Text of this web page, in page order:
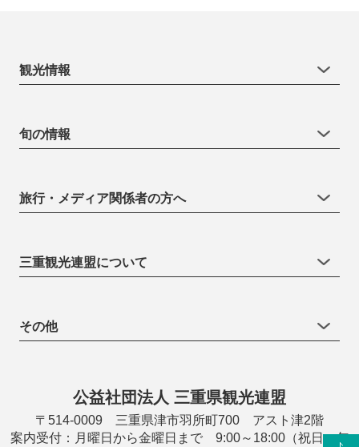
観光情報
旬の情報
旅行・メディア関係者の方へ
三重観光連盟について
その他
公益社団法人 三重県観光連盟
〒514-0009 三重県津市羽所町700 アスト津2階
案内受付：月曜日から金曜日まで 9:00～18:00（祝日・年